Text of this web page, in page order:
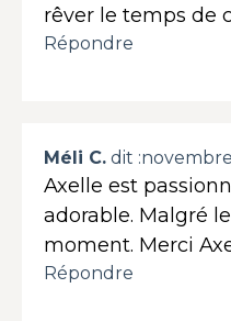
rêver le temps de
Répondre
Méli C. dit :
Axelle est
adorable. Malgré
moment. Merci
Répondre